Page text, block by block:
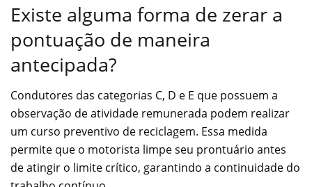
Existe alguma forma de zerar a
pontuação de maneira
antecipada?
Condutores das categorias C, D e E que possuem a
observação de atividade remunerada podem realizar
um curso preventivo de reciclagem. Essa medida
permite que o motorista limpe seu prontuário antes
de atingir o limite crítico, garantindo a continuidade do